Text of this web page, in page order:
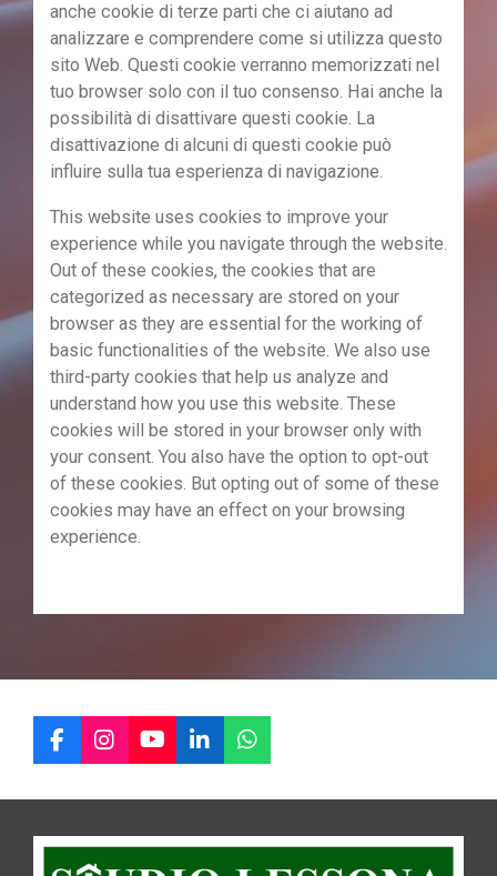
anche cookie di terze parti che ci aiutano ad
analizzare e comprendere come si utilizza questo
sito Web. Questi cookie verranno memorizzati nel
tuo browser solo con il tuo consenso. Hai anche la
possibilità di disattivare questi cookie. La
disattivazione di alcuni di questi cookie può
influire sulla tua esperienza di navigazione.
This website uses cookies to improve your
experience while you navigate through the website.
Out of these cookies, the cookies that are
categorized as necessary are stored on your
browser as they are essential for the working of
basic functionalities of the website. We also use
third-party cookies that help us analyze and
understand how you use this website. These
cookies will be stored in your browser only with
your consent. You also have the option to opt-out
of these cookies. But opting out of some of these
cookies may have an effect on your browsing
experience.
F
a
b
o
I
n
a
g
Y
o
u
b
L
i
e
d
W
h
s
A